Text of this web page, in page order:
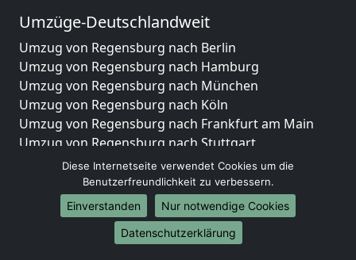
Umzüge-Deutschlandweit
Umzug von Regensburg nach Berlin
Umzug von Regensburg nach Hamburg
Umzug von Regensburg nach München
Umzug von Regensburg nach Köln
Umzug von Regensburg nach Frankfurt am Main
Umzug von Regensburg nach Stuttgart
Umzug von Regensburg nach Düsseldorf
Umzug von Regensburg nach Leipzig
Umzug von Regensburg nach Dortmund
Umzug von Regensburg nach Essen
Umzug von Regensburg nach Bremen
Diese Internetseite verwendet Cookies um die
Benutzerfreundlichkeit zu verbessern.
Einverstanden
Nur notwendige Cookies
Datenschutzerklärung